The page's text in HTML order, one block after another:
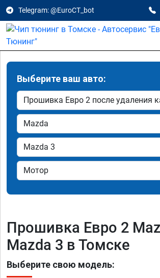
Telegram: @EuroCT_bot
Выберите ваш авто:
Прошивка Евро 2
Mazda 3 в Томске
Выберите свою модель: